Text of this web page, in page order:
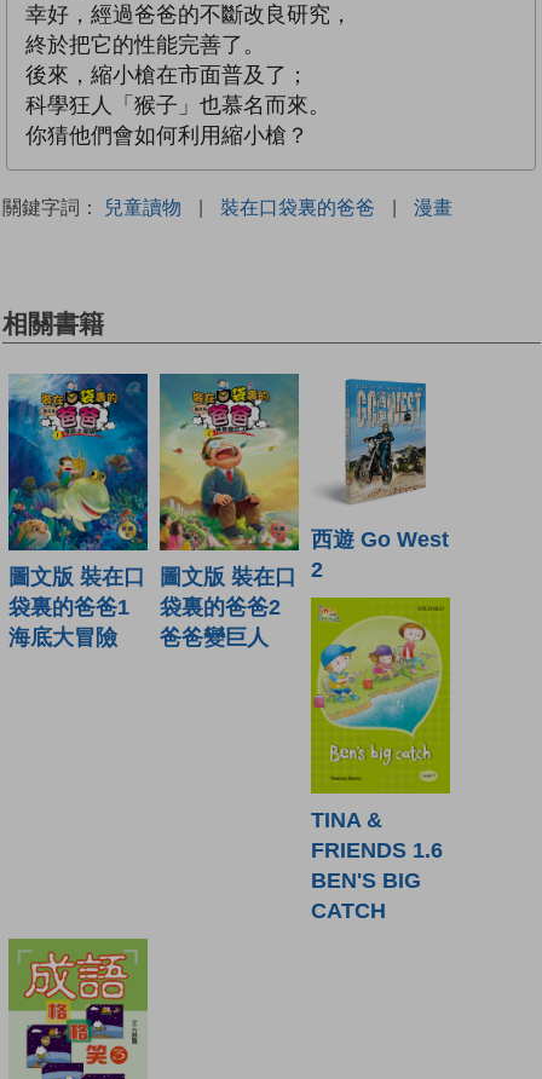
幸好，經過爸爸的不斷改良研究，
終於把它的性能完善了。
後來，縮小槍在市面普及了；
科學狂人「猴子」也慕名而來。
你猜他們會如何利用縮小槍？
關鍵字詞： 兒童讀物 | 裝在口袋裏的爸爸 | 漫畫
相關書籍
圖文版 裝在口
袋裏的爸爸1
海底大冒險
圖文版 裝在口
袋裏的爸爸2
爸爸變巨人
西遊 Go West
2
TINA &
FRIENDS 1.6
BEN'S BIG
CATCH